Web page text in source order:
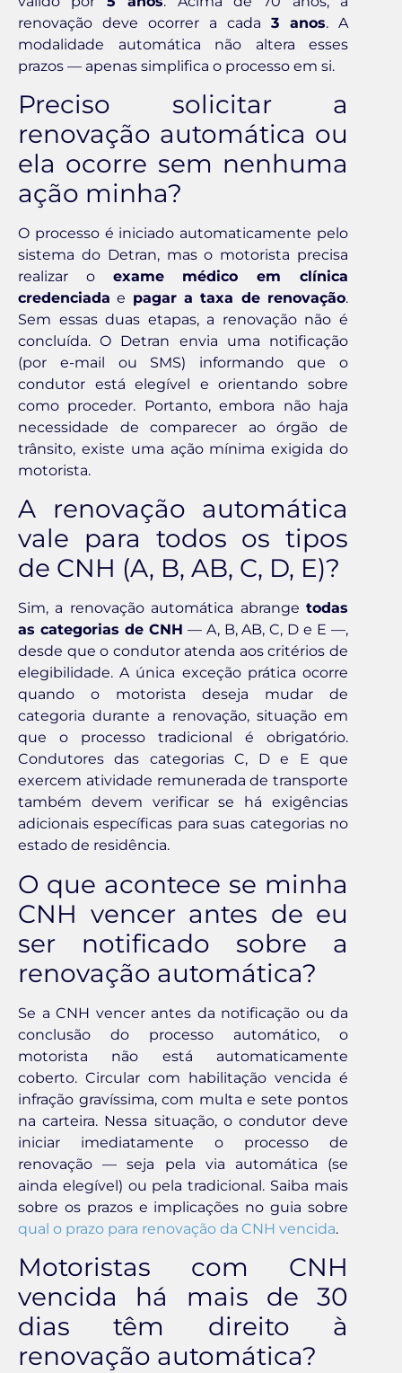
renovação deve ocorrer a cada 3 anos. A
modalidade automática não altera esses
prazos — apenas simplifica o processo em si.
Preciso solicitar a
renovação automática ou
ela ocorre sem nenhuma
ação minha?
O processo é iniciado automaticamente pelo
sistema do Detran, mas o motorista precisa
realizar o exame médico em clínica
credenciada e pagar a taxa de renovação.
Sem essas duas etapas, a renovação não é
concluída. O Detran envia uma notificação
(por e-mail ou SMS) informando que o
condutor está elegível e orientando sobre
como proceder. Portanto, embora não haja
necessidade de comparecer ao órgão de
trânsito, existe uma ação mínima exigida do
motorista.
A renovação automática
vale para todos os tipos
de CNH (A, B, AB, C, D, E)?
Sim, a renovação automática abrange todas
as categorias de CNH — A, B, AB, C, D e E —,
desde que o condutor atenda aos critérios de
elegibilidade. A única exceção prática ocorre
quando o motorista deseja mudar de
categoria durante a renovação, situação em
que o processo tradicional é obrigatório.
Condutores das categorias C, D e E que
exercem atividade remunerada de transporte
também devem verificar se há exigências
adicionais específicas para suas categorias no
estado de residência.
O que acontece se minha
CNH vencer antes de eu
ser notificado sobre a
renovação automática?
Se a CNH vencer antes da notificação ou da
conclusão do processo automático, o
motorista não está automaticamente
coberto. Circular com habilitação vencida é
infração gravíssima, com multa e sete pontos
na carteira. Nessa situação, o condutor deve
iniciar imediatamente o processo de
renovação — seja pela via automática (se
ainda elegível) ou pela tradicional. Saiba mais
sobre os prazos e implicações no guia sobre
qual o prazo para renovação da CNH vencida.
Motoristas com CNH
vencida há mais de 30
dias têm direito à
renovação automática?